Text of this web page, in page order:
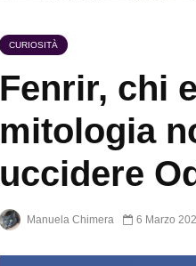
CURIOSITÀ
Fenrir, chi
mitologia
uccidere
Manuela Chimera 6 Marzo